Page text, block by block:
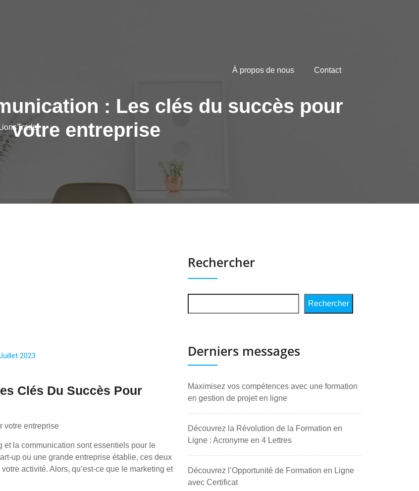
À propos de nous Contact
: Les clés du succès pour
votre entreprise
2023
Clés Du Succès Pour
votre entreprise
et la communication sont essentiels pour le
up ou une grande entreprise établie, ces deux
activité. Alors, qu’est-ce que le marketing et
Rechercher
Rechercher
Derniers messages
Maximisez vos compétences avec une formation
en gestion de projet en ligne
Découvrez la Révolution de la Formation en
Ligne : Acronyme en 4 Lettres
Découvrez l’Opportunité de Formation en Ligne
avec Certificat